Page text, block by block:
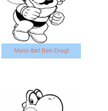
Mario Iført Bee-Dragt